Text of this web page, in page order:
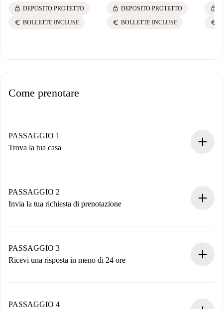
lock DEPOSITO PROTETTO
euro BOLLETTE INCLUSE
lock DEPOSITO PROTETTO
euro BOLLETTE INCLUSE
lock
euro
Come prenotare
PASSAGGIO 1
Trova la tua casa
Hai tutte le informazioni necessarie in anticipo.
PASSAGGIO 2
Invia la tua richiesta di prenotazione
non accetta.
PASSAGGIO 3
Ricevi una risposta in meno di 24 ore
contatto con il proprietario.
PASSAGGIO 4